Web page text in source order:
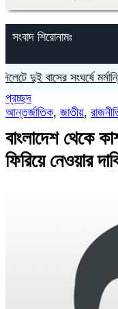
সংবাদ শিরোনামঃ
বাসের সংঘর্ষে মর্মান্তিক
প্রচ্ছদ
আন্তর্জাতিক, জাতীয়,
বাংলাদেশ থেকে
ফিরিয়ে নেওয়ার